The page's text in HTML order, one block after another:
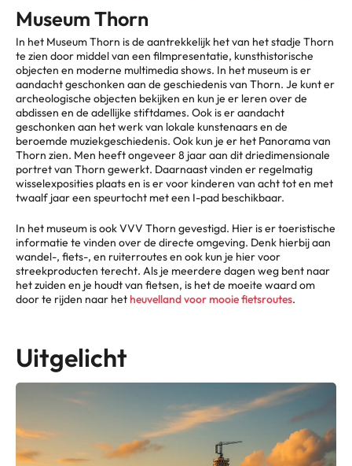
Museum Thorn
In het Museum Thorn is de aantrekkelijk het van het stadje Thorn
te zien door middel van een filmpresentatie, kunsthistorische
objecten en moderne multimedia shows. In het museum is er
aandacht geschonken aan de geschiedenis van Thorn. Je kunt er
archeologische objecten bekijken en kun je er leren over de
abdissen en de adellijke stiftdames. Ook is er aandacht
geschonken aan het werk van lokale kunstenaars en de
beroemde muziekgeschiedenis. Ook kun je er het Panorama van
Thorn zien. Men heeft ongeveer 8 jaar aan dit driedimensionale
portret van Thorn gewerkt. Daarnaast vinden er regelmatig
wisselexposities plaats en is er voor kinderen van acht tot en met
twaalf jaar een speurtocht met een I-pad beschikbaar.
In het museum is ook VVV Thorn gevestigd. Hier is er toeristische
informatie te vinden over de directe omgeving. Denk hierbij aan
wandel-, fiets-, en ruiterroutes en ook kun je hier voor
streekproducten terecht. Als je meerdere dagen weg bent naar
het zuiden en je houdt van fietsen, is het de moeite waard om
door te rijden naar hetheuvelland voor mooie fietsroutes.
Uitgelicht